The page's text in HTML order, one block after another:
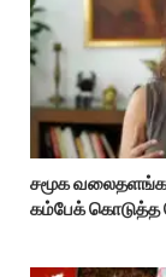
சமூக
கம்பேக் கொடுத்த